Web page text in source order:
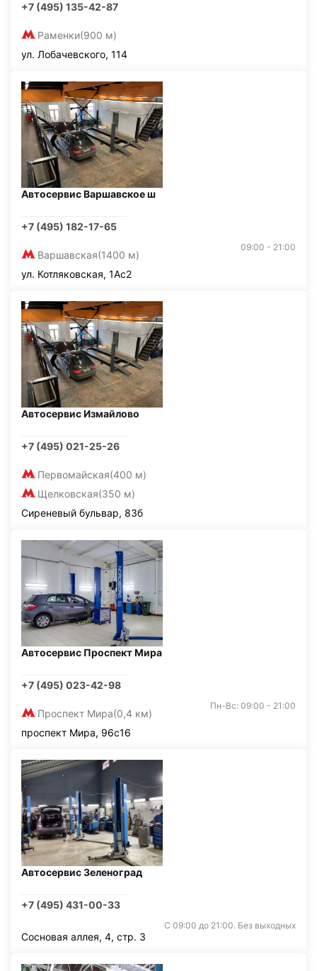
+7 (495) 135-42-87
Раменки(900 м)
ул. Лобачевского, 114
Автосервис Варшавское ш
+7 (495) 182-17-65
Варшавская(1400 м)
09:00 - 21:00
ул. Котляковская, 1Ас2
Автосервис Измайлово
+7 (495) 021-25-26
Первомайская(400 м)
Щелковская(350 м)
Сиреневый бульвар, 83б
Автосервис Проспект Мира
+7 (495) 023-42-98
Проспект Мира(0,4 км)
Пн-Вс: 09:00 - 21:00
проспект Мира, 96с16
Автосервис Зеленоград
+7 (495) 431-00-33
С 09:00 до 21:00. Без выходных
Сосновая аллея, 4, стр. 3